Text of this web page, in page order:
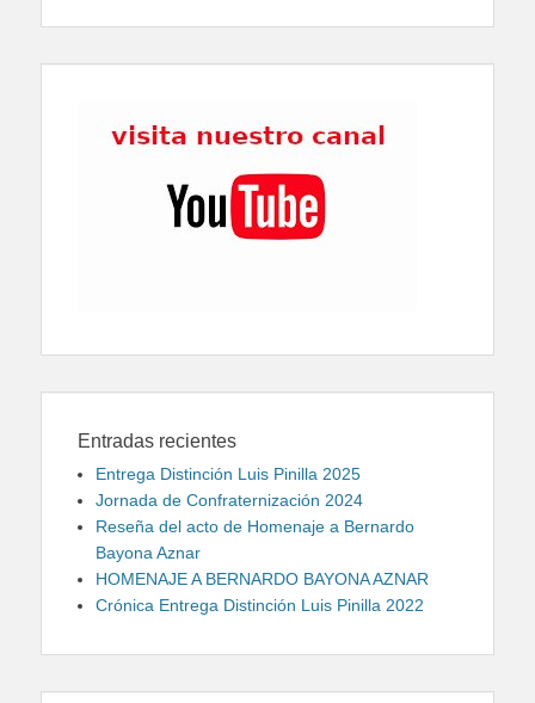
Entradas recientes
Entrega Distinción Luis Pinilla 2025
Jornada de Confraternización 2024
Reseña del acto de Homenaje a Bernardo
Bayona Aznar
HOMENAJE A BERNARDO BAYONA AZNAR
Crónica Entrega Distinción Luis Pinilla 2022